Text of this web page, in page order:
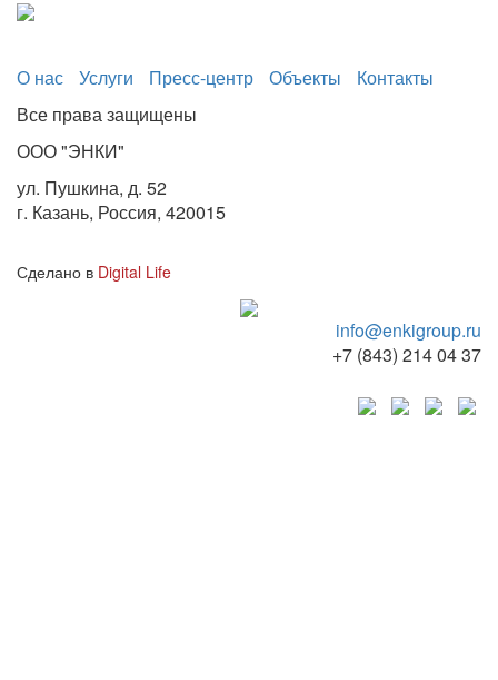
О нас Услуги Пресс-центр Объекты
Контакты
Все права защищены
ООО "ЭНКИ"
ул. Пушкина, д. 52
г. Казань, Россия, 420015
Сделано в Digital Life
info@enkigroup.ru
+7 (843) 214 04 37